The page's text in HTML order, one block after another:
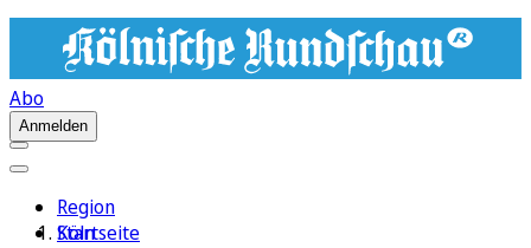
Abo
Anmelden
Region
Köln
Startseite